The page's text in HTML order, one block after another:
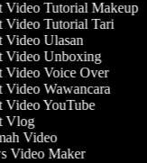
Tutorial Makeup
Tutorial Tari
Ulasan
Video Unboxing
Voice Over
Wawancara
YouTube
Vlog
Video
Video Maker